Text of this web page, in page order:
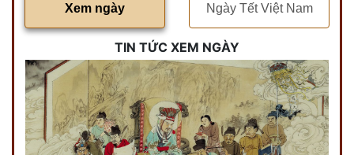
Xem ngày Ngày Tết Việt Nam
TIN TỨC XEM NGÀY